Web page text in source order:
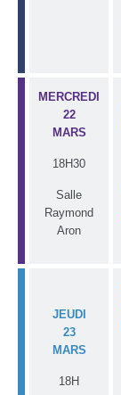
MERCREDI
22
MARS
18H30
Salle
Raymond
Aron
JEUDI
23
MARS
18H